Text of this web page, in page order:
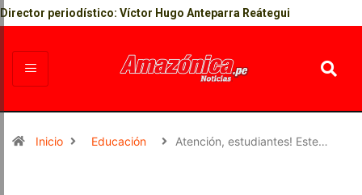
Director periodístico: Víctor Hugo Anteparra Reátegui
Inicio Educación Atención, estudiantes! Este…